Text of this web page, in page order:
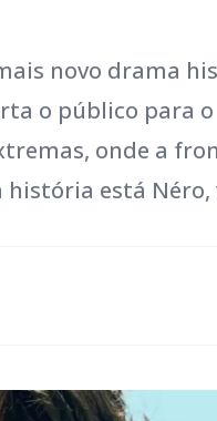
novo drama
o público para o
onde a
história está